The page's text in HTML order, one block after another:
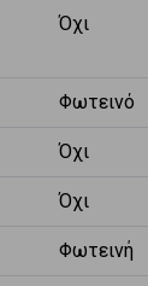
Όχι
Φωτεινό
Όχι
Όχι
Φωτεινή